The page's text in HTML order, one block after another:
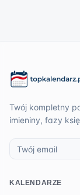
Twój kompletny
imieniny, fazy
KALENDARZE